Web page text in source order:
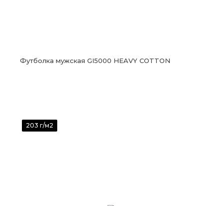
Футболка мужская GI5000 HEAVY COTTON
203 г/м2